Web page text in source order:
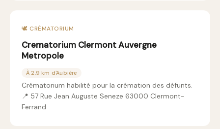
🕊️ CRÉMATORIUM
Crematorium Clermont Auvergne
Metropole
À 2.9 km d'Aubière
Crématorium habilité pour la crémation des défunts.
📍 57 Rue Jean Auguste Seneze 63000 Clermont-
Ferrand